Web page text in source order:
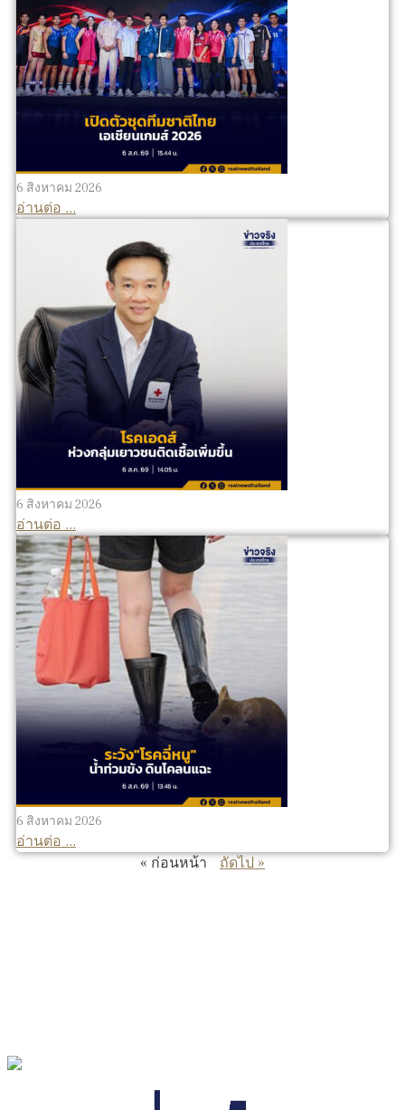
6 สิงหาคม 2026
อ่านต่อ ...
6 สิงหาคม 2026
อ่านต่อ ...
6 สิงหาคม 2026
อ่านต่อ ...
« ก่อนหน้า
ถัดไป »